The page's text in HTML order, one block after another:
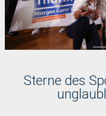
Sterne des